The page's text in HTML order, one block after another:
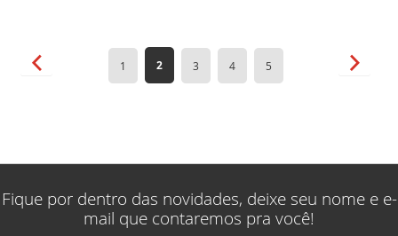
Página
Página
1
Você
2 Página
3 Página
4 Página
5
Fique por dentro das novidades, deixe seu nome e e-
mail que contaremos pra você!